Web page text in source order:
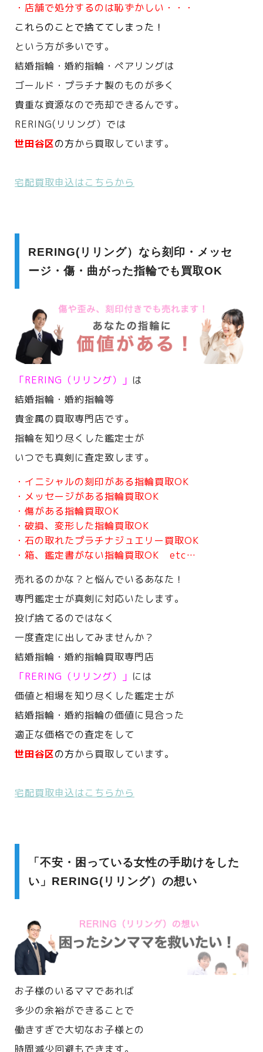
・店舗で処分するのは恥ずかしい・・・
これらのことで捨ててしまった！
という方が多いです。
結婚指輪・婚約指輪・ペアリングは
ゴールド・プラチナ製のものが多く
貴重な資源なので売却できるんです。
RERING(リリング）では
世田谷区の方から買取しています。
宅配買取申込はこちらから
RERING(リリング）なら刻印・メッセ
ージ・傷・曲がった指輪でも買取OK
「RERING（リリング）」 は
結婚指輪・婚約指輪等
貴金属の買取専門店です。
指輪を知り尽くした鑑定士が
いつでも真剣に査定致します。
・イニシャルの刻印がある指輪買取OK
・メッセージがある指輪買取OK
・傷がある指輪買取OK
・破損、変形した指輪買取OK
・石の取れたプラチナジュエリー買取OK
・箱、鑑定書がない指輪買取OK etc…
売れるのかな？と悩んでいるあなた！
専門鑑定士が真剣に対応いたします。
投げ捨てるのではなく
一度査定に出してみませんか？
結婚指輪・婚約指輪買取専門店
「RERING（リリング）」 には
価値と相場を知り尽くした鑑定士が
結婚指輪・婚約指輪の価値に見合った
適正な価格での査定をして
世田谷区の方から買取しています。
宅配買取申込はこちらから
「不安・困っている女性の手助けをした
い」RERING(リリング）の想い
お子様のいるママであれば
多少の余裕ができることで
働きすぎで大切なお子様との
時間減少回避もできます。